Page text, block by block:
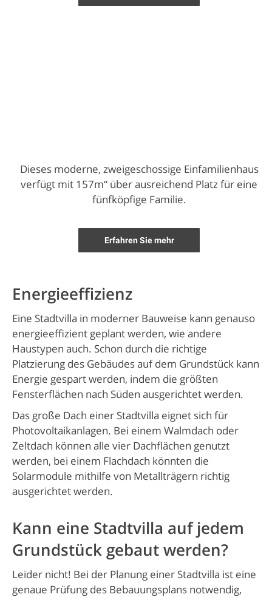
Dieses moderne, zweigeschossige Einfamilienhaus
verfügt mit 157m“ über ausreichend Platz für eine
fünfköpfige Familie.
Erfahren Sie mehr
Energieeffizienz
Eine Stadtvilla in moderner Bauweise kann genauso
energieeffizient geplant werden, wie andere
Haustypen auch. Schon durch die richtige
Platzierung des Gebäudes auf dem Grundstück kann
Energie gespart werden, indem die größten
Fensterflächen nach Süden ausgerichtet werden.
Das große Dach einer Stadtvilla eignet sich für
Photovoltaikanlagen. Bei einem Walmdach oder
Zeltdach können alle vier Dachflächen genutzt
werden, bei einem Flachdach könnten die
Solarmodule mithilfe von Metallträgern richtig
ausgerichtet werden.
Kann eine Stadtvilla auf jedem
Grundstück gebaut werden?
Leider nicht! Bei der Planung einer Stadtvilla ist eine
genaue Prüfung des Bebauungsplans notwendig,